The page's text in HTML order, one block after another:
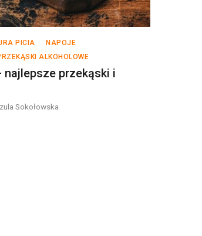
PICIA
NAPOJE
ALKOHOLOWE
przekąski i
Sokołowska